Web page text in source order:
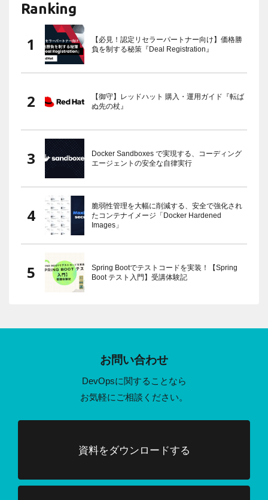
Ranking
【必見！認定リセラーパートナー向け】価格勝
負を制する秘策『Deal Registration』
【御守】レッドハット 購入・運用ガイド『転ば
ぬ先の杖』
Docker Sandboxes で実現する、コーディング
エージェントの安全な自律実行
脆弱性管理を大幅に削減する、安全で強化され
たコンテナイメージ「Docker Hardened
Images」
Spring Bootでテストコードを実装！【Spring
Boot テスト入門】受講体験記
お問い合わせ
DevOpsに関することなら
お気軽にご相談ください。
資料をダウンロードする